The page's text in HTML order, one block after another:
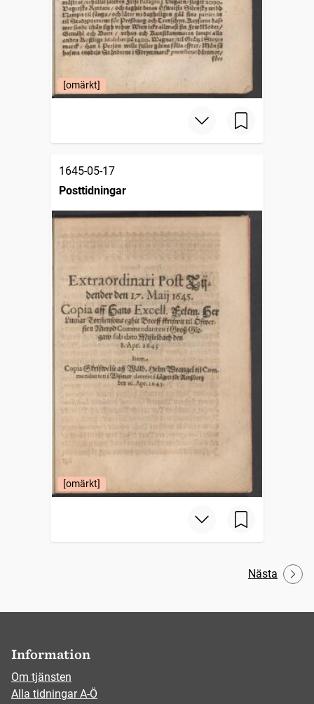
[omärkt]
1645-05-17
Posttidningar
[omärkt]
Nästa
Information
Om tjänsten
Alla tidningar A-Ö